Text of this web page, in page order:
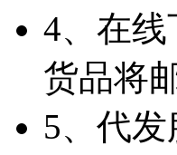
4、在
货品将
5、代